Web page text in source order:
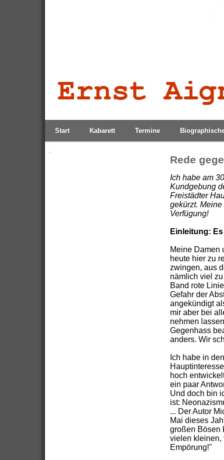
Start Kabarett Termine
Rede
Ich habe am
Kundgebung
Freistädter
gekürzt.
Verfügung!
Einleitung:
Meine Damen
heute hier zu
zwingen, aus
nämlich viel
Band rote
Gefahr der
angekündigt
mir aber bei
nehmen
Gegenhass
anders. Wir
Ich habe in
hoch
ein paar
Und doch bin
ist:
... Der Autor
Mai dieses
großen Bösen
vielen kleinen,
Empörung!"